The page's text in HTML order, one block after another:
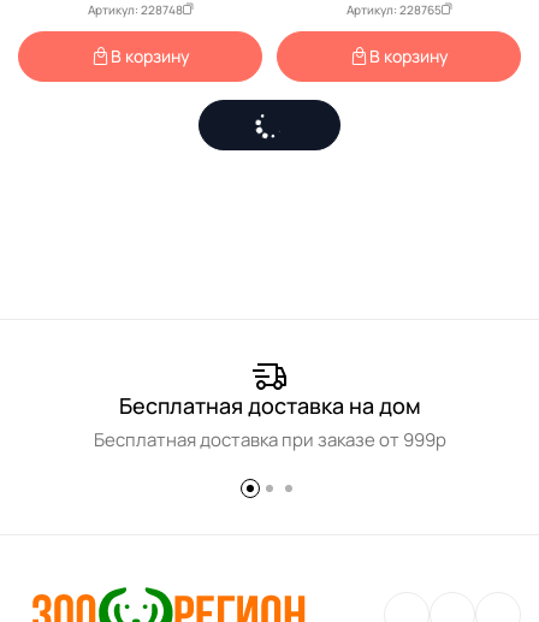
Артикул: 228748
В корзину
Артикул: 228765
В корзину
Бесплатная доставка на дом
Бесплатная доставка при заказе от 999р